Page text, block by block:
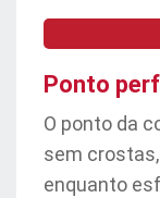
Ponto
O ponto da
sem
enquanto